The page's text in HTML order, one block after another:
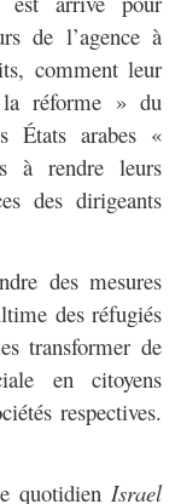
de l’agence à
comment leur
réforme » du
États arabes «
à rendre leurs
des dirigeants
des mesures
des réfugiés
transformer de
en citoyens
respectives.
quotidien Israel